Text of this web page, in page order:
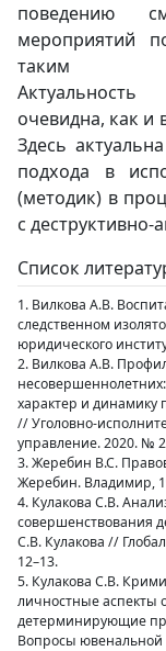
поведению
мероприятий
очевидна, как и
Здесь
подхода в
(методик) в
с
Список
1. Вилкова А.В.
следственном
юридического
2. Вилкова А.В.
характер и
// Уголовно-
управление. 2020. №
3. Жеребин В.С.
Жеребин. Владимир,
4. Кулакова С.В.
совершенствования
С.В. Кулакова //
12–13.
5. Кулакова С.В.
личностные аспекты
детерминирующие
Вопросы ювенальной